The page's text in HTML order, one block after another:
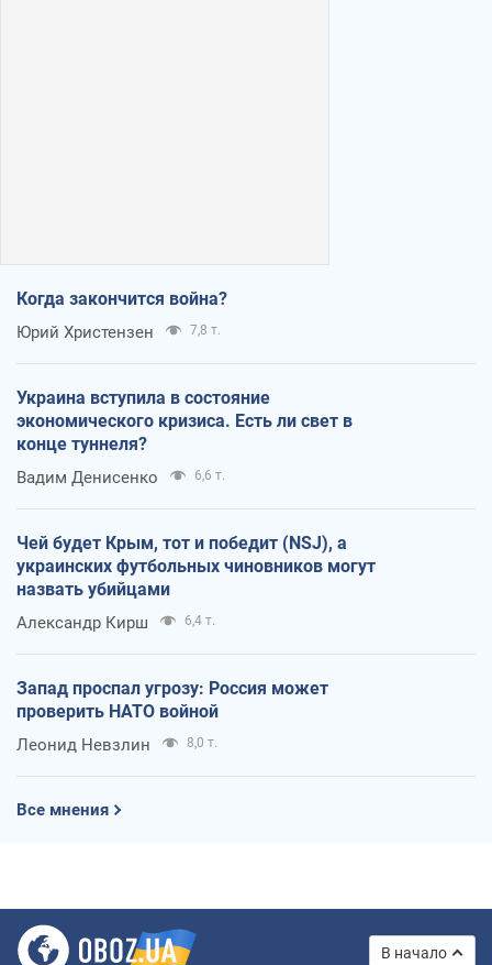
Когда закончится война?
Юрий Христензен 7,8 т.
Украина вступила в состояние
экономического кризиса. Есть ли свет в
конце туннеля?
Вадим Денисенко 6,6 т.
Чей будет Крым, тот и победит (NSJ), а
украинских футбольных чиновников могут
назвать убийцами
Александр Кирш 6,4 т.
Запад проспал угрозу: Россия может
проверить НАТО войной
Леонид Невзлин 8,0 т.
Все мнения
В начало